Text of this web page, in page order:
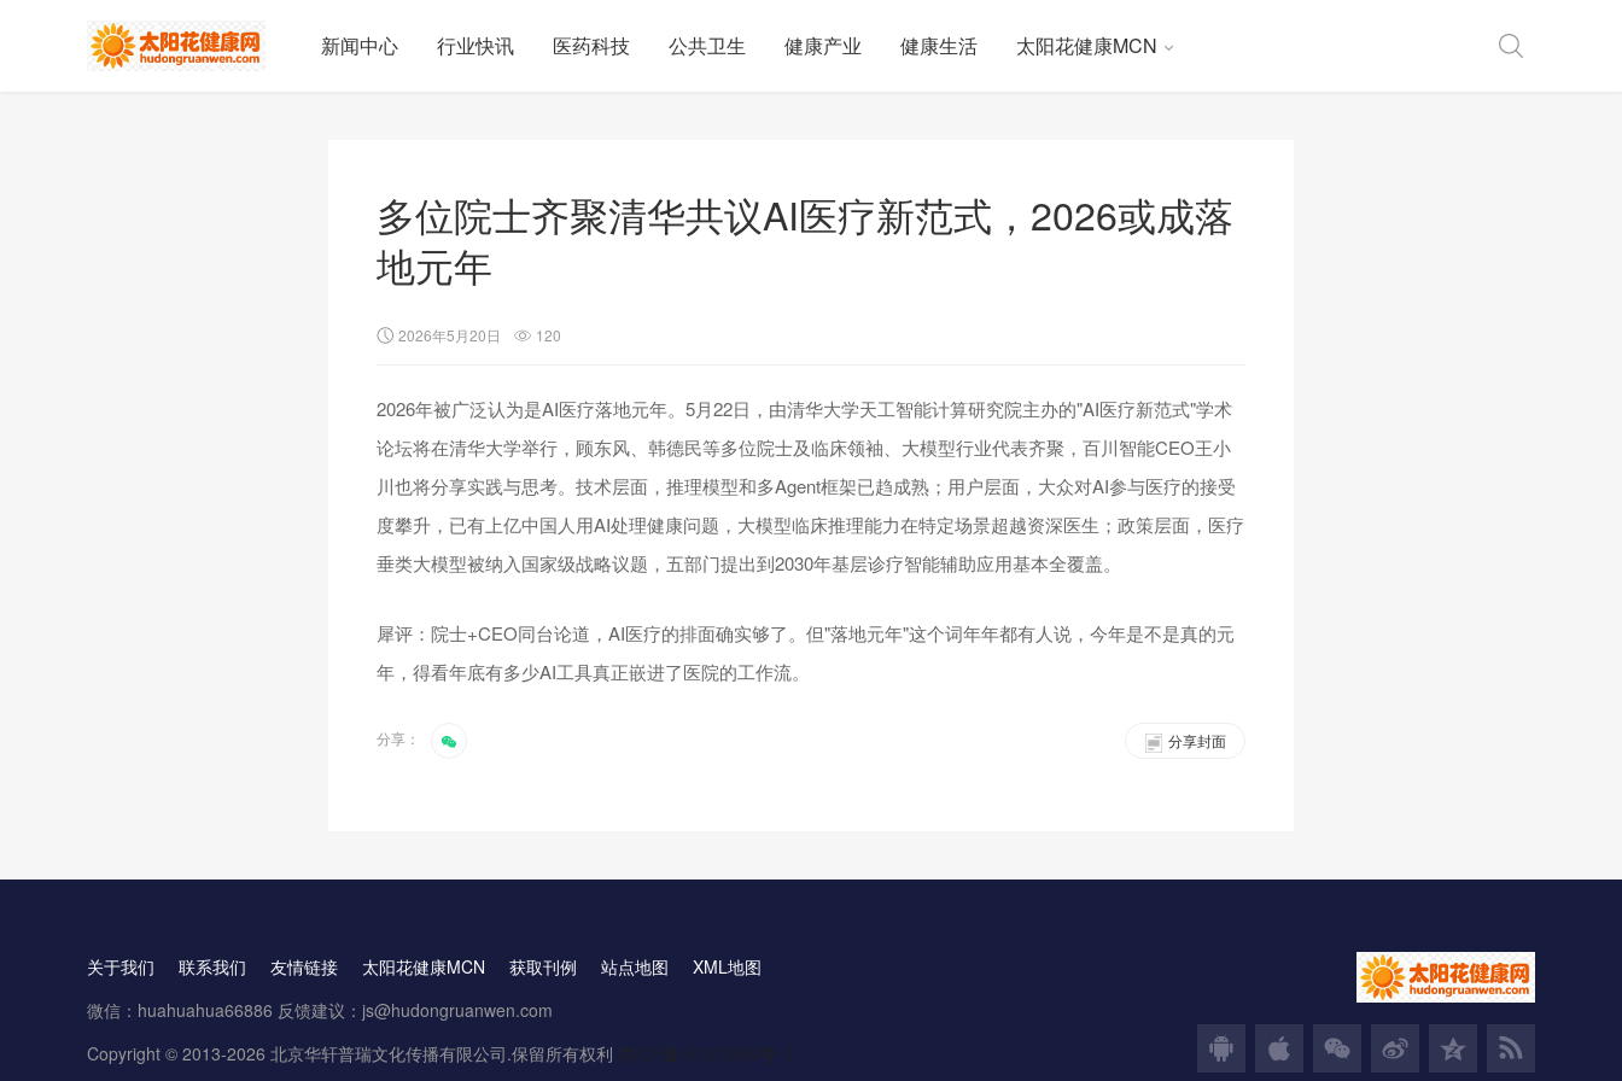
新闻中心 行业快讯 医药科技 公共卫生 健康产业 健康生活 太阳花健康MCN
多位院士齐聚清华共议AI医疗新范式，2026或成落
地元年
2026年5月20日 120
2026年被广泛认为是AI医疗落地元年。5月22日，由清华大学天工智能计算研究院主办的"AI医疗新范式"学术
论坛将在清华大学举行，顾东风、韩德民等多位院士及临床领袖、大模型行业代表齐聚，百川智能CEO王小
川也将分享实践与思考。技术层面，推理模型和多Agent框架已趋成熟；用户层面，大众对AI参与医疗的接受
度攀升，已有上亿中国人用AI处理健康问题，大模型临床推理能力在特定场景超越资深医生；政策层面，医疗
垂类大模型被纳入国家级战略议题，五部门提出到2030年基层诊疗智能辅助应用基本全覆盖。
犀评：院士+CEO同台论道，AI医疗的排面确实够了。但"落地元年"这个词年年都有人说，今年是不是真的元
年，得看年底有多少AI工具真正嵌进了医院的工作流。
分享： 分享封面
关于我们 联系我们 友情链接 太阳花健康MCN 获取刊例 站点地图
XML地图
微信：huahuahua66886 反馈建议：js@hudongruanwen.com
Copyright © 2013-2026 北京华轩普瑞文化传播有限公司.保留所有权利 京ICP备16061888号-3